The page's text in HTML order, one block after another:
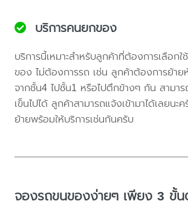
บริการคนยกของ
บริการนี้เหมาะสำหรับลูกค้าที่ต้องการเลือก
ของ ไม่ต้องการรถ เช่น ลูกค้าต้องการย้า
จากชั้น4 ไปชั้น1 หรือไปตึกข้างๆ กัน สามาร
เข็นไปได้ ลูกค้าสามารถแจ้งเข้ามาได้เลยนะ
ย้ายพร้อมให้บริการเช่นกันครับ
จองรถขนของง่ายๆ เพียง 3 ขั้